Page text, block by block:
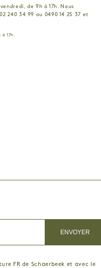
de 9h à 17h. Nous
240 34 99 ou 0490 14 25 37 et
à 17h.
FR de Schaerbeek et avec le